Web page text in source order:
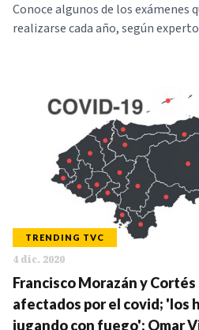
Conoce algunos de los exámenes
realizarse cada año, según experto
TRENDING TVC
4 dic. 2020
Francisco Morazán y
afectados por el covid; 'los
jugando con fuego': Omar